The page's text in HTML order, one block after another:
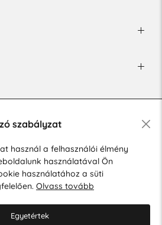
adatok marketing célú kezeléséhez.
vonatkozó szabályzat.
szabályzat
használ a felhasználói élmény
használatával Ön
használatához a süti
Olvass tovább
Egyetértek